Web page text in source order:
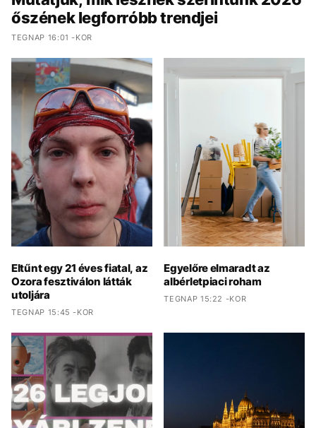
őszének legforróbb trendjei
TEGNAP 16:01 -KOR
Eltűnt egy 21 éves fiatal, az
Ozora fesztiválon látták
utoljára
TEGNAP 15:45 -KOR
Egyelőre elmaradt az
albérletpiaci roham
TEGNAP 15:22 -KOR